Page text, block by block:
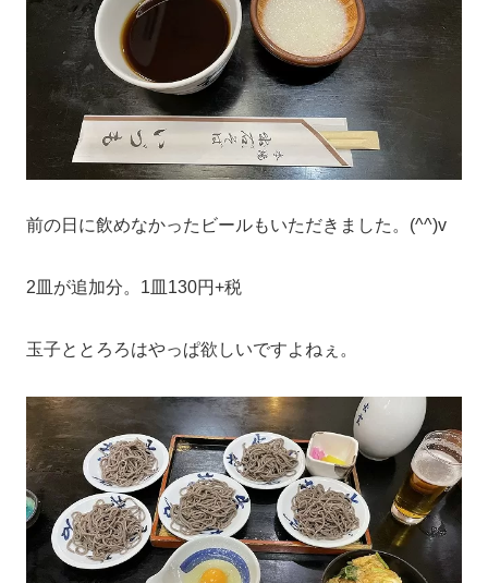
前の日に飲めなかったビールもいただきました。(^^)v
2皿が追加分。1皿130円+税
玉子ととろろはやっぱ欲しいですよねぇ。